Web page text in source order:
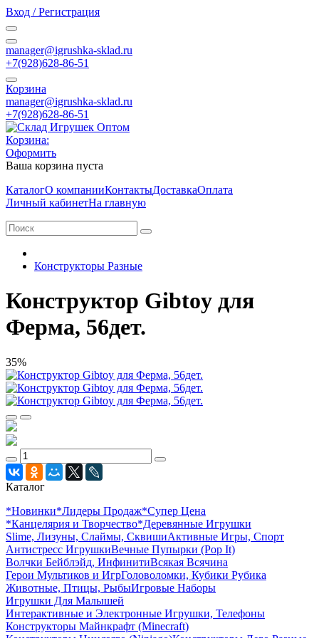
Вход / Регистрация
manager@igrushka-sklad.ru
+7(928)628-86-51
Корзина
manager@igrushka-sklad.ru
+7(928)628-86-51
Корзина:
Оформить
Ваша корзина пуста
КаталогО компанииКонтактыДоставкаОплата
Личный кабинетНа главную
Конструкторы Разные
Конструктор Gibtoy для
Ферма, 56дет.
35%
Каталог
*Новинки*Лидеры Продаж*Супер Цена
*Канцелярия и Творчество*Деревянные Игрушки
Slime, Лизуны, Слаймы, СквишиАктивные Игры, Спорт
Антистресс ИгрушкиВечные Пупырки (Pop It)
Волчки Бейблэйд, ИнфинитиВсякая Всячина
Герои Мультиков и ИгрГоловоломки, Кубики Рубика
Животные, Птицы, РыбыИгровые Наборы
Игрушки Для Малышей
Интерактивные и Электронные Игрушки, Телефоны
Конструкторы Майнкрафт (Minecraft)